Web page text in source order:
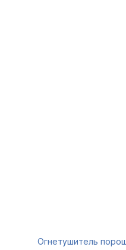
Огнетушитель